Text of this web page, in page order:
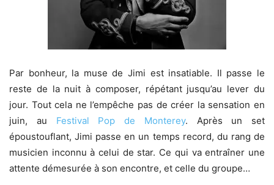
Par bonheur, la muse de Jimi est insatiable. Il passe le
reste de la nuit à composer, répétant jusqu’au lever du
jour. Tout cela ne l’empêche pas de créer la sensation en
juin, au Festival Pop de Monterey. Après un set
époustouflant, Jimi passe en un temps record, du rang de
musicien inconnu à celui de star. Ce qui va entraîner une
attente démesurée à son encontre, et celle du groupe…